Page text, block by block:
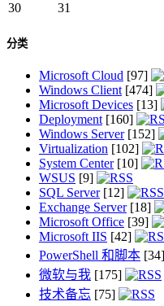
30
31
分类
Microsoft Cloud [97]
Windows Client[474]
Microsoft Devices [13]
Deployment[160]
Windows Server[152]
Virtualization [102]
System Center[10]
WSUS [9]
SQL Server[12]
Exchange Server[18]
Microsoft Office [39]
Microsoft IIS [42]
PowerShell 和脚本 [34]
微软与我 [175]
技术备忘 [75]